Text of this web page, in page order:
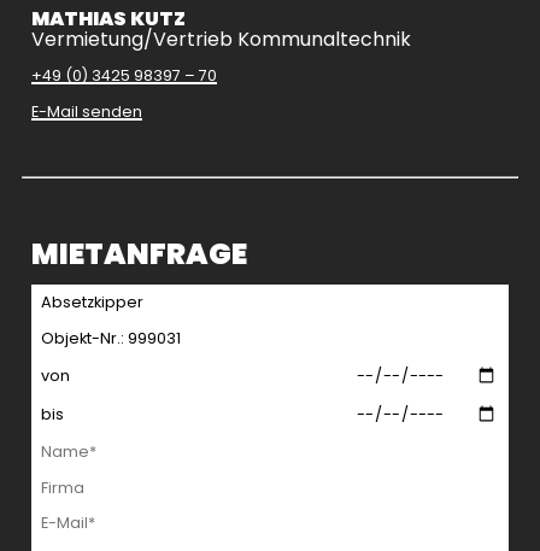
MATHIAS KUTZ
Vermietung/Vertrieb Kommunaltechnik
+49 (0) 3425 98397 – 70
E-Mail senden
MIETANFRAGE